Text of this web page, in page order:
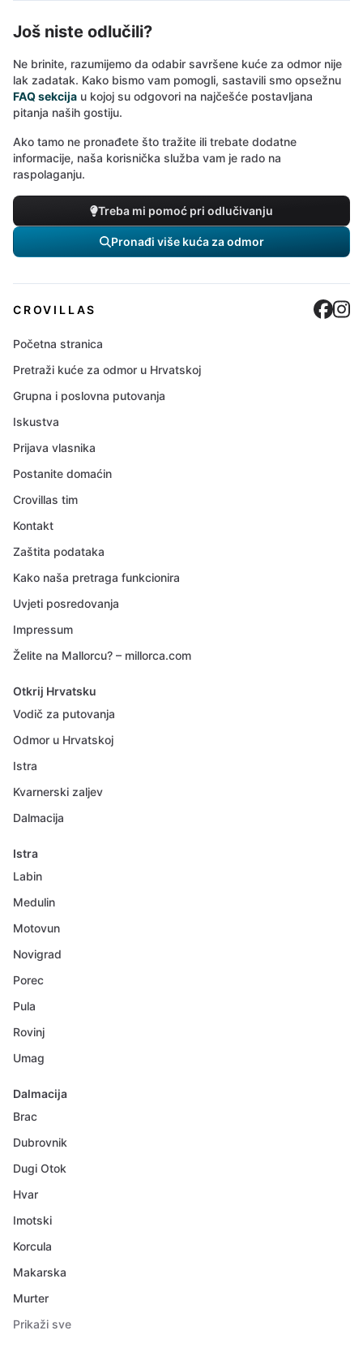
Još niste odlučili?
Ne brinite, razumijemo da odabir savršene kuće za odmor nije
lak zadatak. Kako bismo vam pomogli, sastavili smo opsežnu
FAQ sekcija u kojoj su odgovori na najčešće postavljana
pitanja naših gostiju.
Ako tamo ne pronađete što tražite ili trebate dodatne
informacije, naša korisnička služba vam je rado na
raspolaganju.
Treba mi pomoć pri odlučivanju
Pronađi više kuća za odmor
CROVILLAS
Početna stranica
Pretraži kuće za odmor u Hrvatskoj
Grupna i poslovna putovanja
Iskustva
Prijava vlasnika
Postanite domaćin
Crovillas tim
Kontakt
Zaštita podataka
Kako naša pretraga funkcionira
Uvjeti posredovanja
Impressum
Želite na Mallorcu? – millorca.com
Otkrij Hrvatsku
Vodič za putovanja
Odmor u Hrvatskoj
Istra
Kvarnerski zaljev
Dalmacija
Istra
Labin
Medulin
Motovun
Novigrad
Porec
Pula
Rovinj
Umag
Dalmacija
Brac
Dubrovnik
Dugi Otok
Hvar
Imotski
Korcula
Makarska
Murter
Prikaži sve